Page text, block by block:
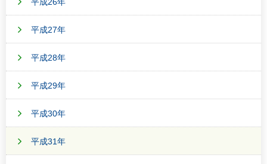
平成27年
平成28年
平成29年
平成30年
平成31年